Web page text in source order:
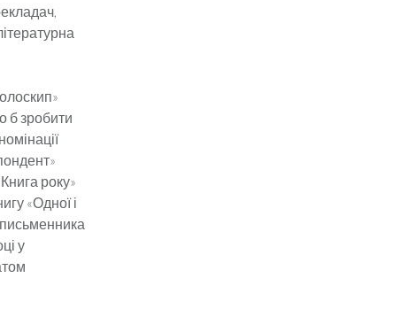
б зробити
року»
«Одної і
у